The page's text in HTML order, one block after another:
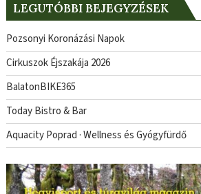
LEGUTÓBBI BEJEGYZÉSEK
Pozsonyi Koronázási Napok
Cirkuszok Éjszakája 2026
BalatonBIKE365
Today Bistro & Bar
Aquacity Poprad · Wellness és Gyógyfürdő